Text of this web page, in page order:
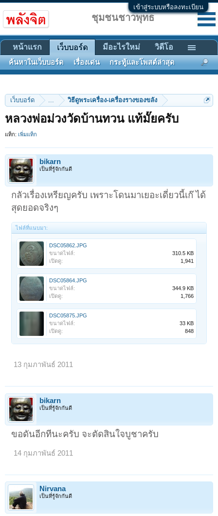
เข้าสู่ระบบหรือลงทะเบียน
เว็บบอร์ด ... วิธีดูพระเครื่อง-เครื่องรางของขลัง
หลวงพ่อม่วงวัดบ้านทวน แท้มั๊ยครับ
แท็ก: เพิ่มแท็ก
bikarn
เป็นที่รู้จักกันดี
กลัวเรื่องเหรียญครับ เพราะโดนมาเยอะเดี่ยวนี้เก๊ ได้
สุดยอดจริงๆ
ไฟล์ที่แนบมา:
DSC05862.JPG
ขนาดไฟล์:
310.5 KB
เปิดดู:
1,941
DSC05864.JPG
ขนาดไฟล์:
344.9 KB
เปิดดู:
1,766
DSC05875.JPG
ขนาดไฟล์:
33 KB
เปิดดู:
848
13 กุมภาพันธ์ 2011
bikarn
เป็นที่รู้จักกันดี
ขอดันอีกทีนะครับ จะตัดสินใจบูชาครับ
14 กุมภาพันธ์ 2011
Nirvana
เป็นที่รู้จักกันดี
ชุมชนชาวพุทธ
หน้าแรก เว็บบอร์ด
ค้นหาในเว็บบอร์ด เรื่องเด่น กระทู้และโพสต์ล่าสุด
มีอะไรใหม่ วิดีโอ